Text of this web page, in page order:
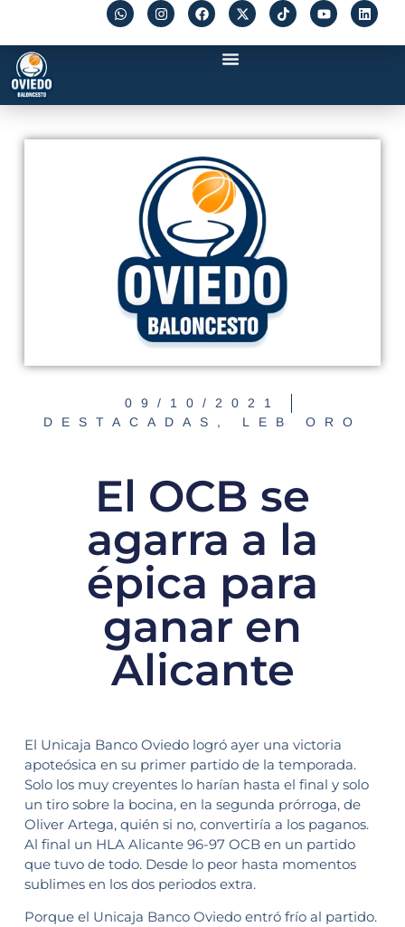
09/10/2021
DESTACADAS , LEB ORO
El OCB se
agarra a la
épica para
ganar en
Alicante
El Unicaja Banco Oviedo logró ayer una victoria
apoteósica en su primer partido de la temporada.
Solo los muy creyentes lo harían hasta el final y solo
un tiro sobre la bocina, en la segunda prórroga, de
Oliver Artega, quién si no, convertiría a los paganos.
Al final un HLA Alicante 96-97 OCB en un partido
que tuvo de todo. Desde lo peor hasta momentos
sublimes en los dos periodos extra.
Porque el Unicaja Banco Oviedo entró frío al partido.